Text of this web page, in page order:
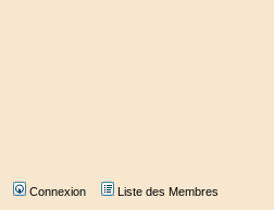
Connexion Liste des Membres